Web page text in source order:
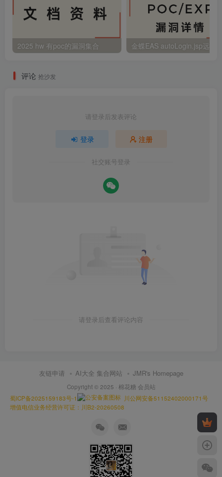
2025 hw 有poc的漏洞集合
评论 抢沙发
请登录后发表评论
登录 注册
社交账号登录
请登录后查看评论内容
友链申请 AI大全 集合网站 JMR's Homepage
Copyright © 2025 · 棉花糖 会员站
蜀ICP备2025159183号-1
川公网安备51152402000171号
增值电信业务经营许可证：川B2-20260508